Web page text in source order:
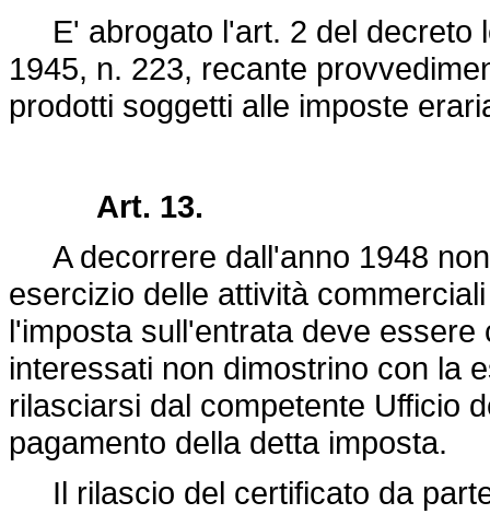
E' abrogato l'art. 2 del decreto
1945, n. 223, recante
prodotti soggetti alle imposte
Art. 13.
A decorrere dall'anno 1948
esercizio delle attività
l'imposta sull'entrata deve
interessati non dimostrino con la
rilasciarsi dal competente Ufficio
pagamento della detta imposta.
Il rilascio del certificato da